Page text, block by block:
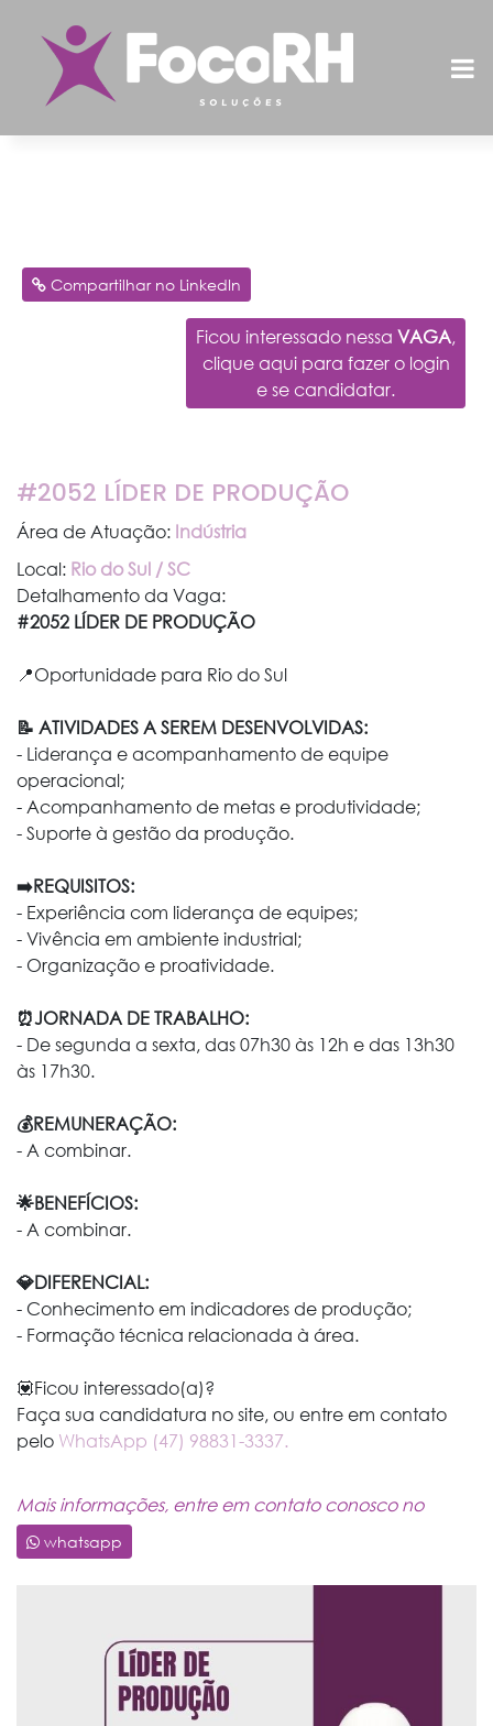
Compartilhar no LinkedIn
Ficou interessado nessa VAGA,
clique aqui para fazer o login
e se candidatar.
#2052 LÍDER DE PRODUÇÃO
Área de Atuação: Indústria
Local: Rio do Sul / SC
Detalhamento da Vaga:
#2052 LÍDER DE PRODUÇÃO
📍Oportunidade para Rio do Sul
📝 ATIVIDADES A SEREM DESENVOLVIDAS:
- Liderança e acompanhamento de equipe
operacional;
- Acompanhamento de metas e produtividade;
- Suporte à gestão da produção.
➡️REQUISITOS:
- Experiência com liderança de equipes;
- Vivência em ambiente industrial;
- Organização e proatividade.
⏰JORNADA DE TRABALHO:
- De segunda a sexta, das 07h30 às 12h e das 13h30
às 17h30.
💰REMUNERAÇÃO:
- A combinar.
🌟BENEFÍCIOS:
- A combinar.
💎DIFERENCIAL:
- Conhecimento em indicadores de produção;
- Formação técnica relacionada à área.
💟Ficou interessado(a)?
Faça sua candidatura no site, ou entre em contato
pelo WhatsApp (47) 98831-3337.
Mais informações, entre em contato conosco no
whatsapp